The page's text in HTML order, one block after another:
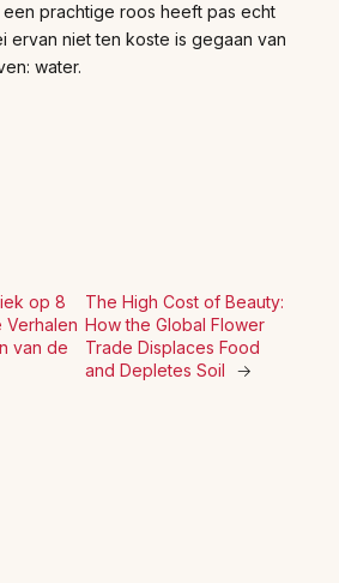
prachtige roos heeft pas echt
ervan niet ten koste is gegaan van
water.
op 8
Verhalen
van de
The High Cost of Beauty:
How the Global Flower
Trade Displaces Food
and Depletes Soil
→